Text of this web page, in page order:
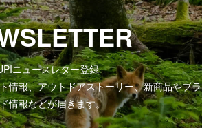
ニュースレター登録
情報、アウトドアストーリー、新商品やブラ
情報などが届きます。